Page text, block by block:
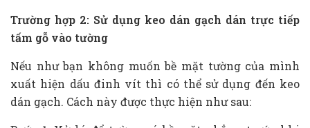
Trường hợp 2: Sử dụng keo dán gạch dán trực tiếp
tấm gỗ vào tường
Nếu như bạn không muốn bề mặt tường của mình
xuất hiện dấu đinh vít thì có thể sử dụng đến keo
dán gạch. Cách này được thực hiện như sau: